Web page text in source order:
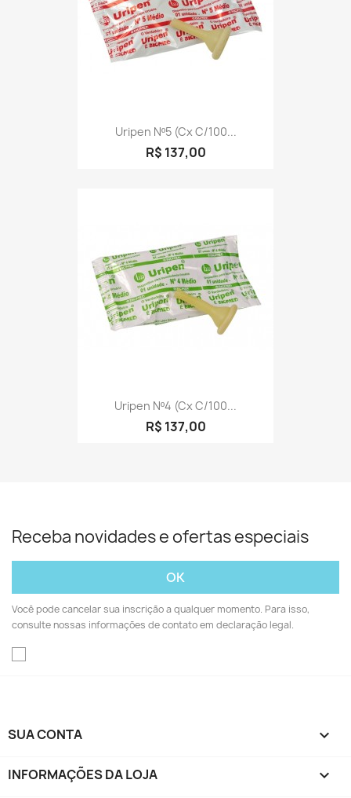
Uripen Nº5 (cx C/100...
R$ 137,00
Uripen Nº4 (cx C/100...
R$ 137,00
Receba novidades e ofertas especiais
Você pode cancelar sua inscrição a qualquer momento. Para isso,
consulte nossas informações de contato em declaração legal.
SUA CONTA 
INFORMAÇÕES DA LOJA keyboard_arrow_down